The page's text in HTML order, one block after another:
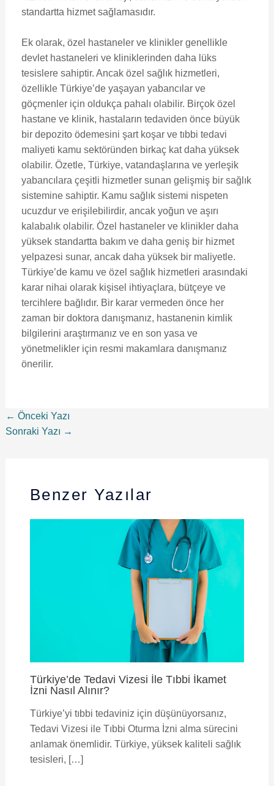
standartta hizmet sağlamasıdır.
Ek olarak, özel hastaneler ve klinikler genellikle
devlet hastaneleri ve kliniklerinden daha lüks
tesislere sahiptir. Ancak özel sağlık hizmetleri,
özellikle Türkiye’de yaşayan yabancılar ve
göçmenler için oldukça pahalı olabilir. Birçok özel
hastane ve klinik, hastaların tedaviden önce büyük
bir depozito ödemesini şart koşar ve tıbbi tedavi
maliyeti kamu sektöründen birkaç kat daha yüksek
olabilir. Özetle, Türkiye, vatandaşlarına ve yerleşik
yabancılara çeşitli hizmetler sunan gelişmiş bir sağlık
sistemine sahiptir. Kamu sağlık sistemi nispeten
ucuzdur ve erişilebilirdir, ancak yoğun ve aşırı
kalabalık olabilir. Özel hastaneler ve klinikler daha
yüksek standartta bakım ve daha geniş bir hizmet
yelpazesi sunar, ancak daha yüksek bir maliyetle.
Türkiye’de kamu ve özel sağlık hizmetleri arasındaki
karar nihai olarak kişisel ihtiyaçlara, bütçeye ve
tercihlere bağlıdır. Bir karar vermeden önce her
zaman bir doktora danışmanız, hastanenin kimlik
bilgilerini araştırmanız ve en son yasa ve
yönetmelikler için resmi makamlara danışmanız
önerilir.
← Önceki Yazı
Sonraki Yazı →
Benzer Yazılar
Türkiye’de Tedavi Vizesi İle Tıbbi İkamet
İzni Nasıl Alınır?
Türkiye’yi tıbbi tedaviniz için düşünüyorsanız,
Tedavi Vizesi ile Tıbbi Oturma İzni alma sürecini
anlamak önemlidir. Türkiye, yüksek kaliteli sağlık
tesisleri, […]